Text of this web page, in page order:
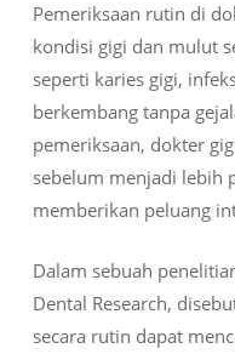
Pemeriksaan rutin di
kondisi gigi dan mulut
seperti karies gigi,
berkembang tanpa
pemeriksaan, dokter
sebelum menjadi lebih
memberikan peluang
Dalam sebuah
Dental Research,
secara rutin dapat